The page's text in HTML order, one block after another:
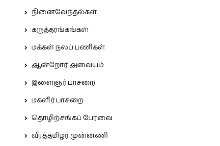
நினைவேந்தல்கள்
கருத்தரங்கங்கள்
மக்கள் நலப் பணிகள்
ஆன்றோர் அவையம்
இளைஞர் பாசறை
மகளிர் பாசறை
தொழிற்சங்கப் பேரவை
வீரத்தமிழர் முன்னணி